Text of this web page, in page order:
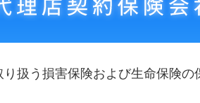
り扱う損害保険および生命保険